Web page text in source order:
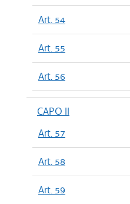
Art. 54
Art. 55
Art. 56
CAPO II
Art. 57
Art. 58
Art. 59